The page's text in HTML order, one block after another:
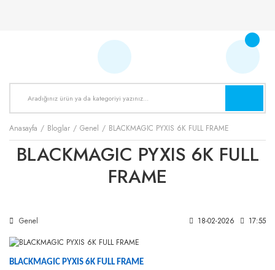
Anasayfa Bloglar Genel BLACKMAGIC PYXIS 6K FULL FRAME
BLACKMAGIC PYXIS 6K FULL
FRAME
Genel 18-02-2026 17:55
BLACKMAGIC PYXIS 6K FULL FRAME